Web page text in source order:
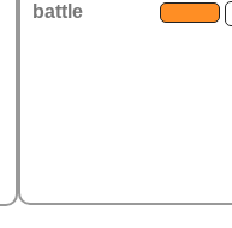
battle